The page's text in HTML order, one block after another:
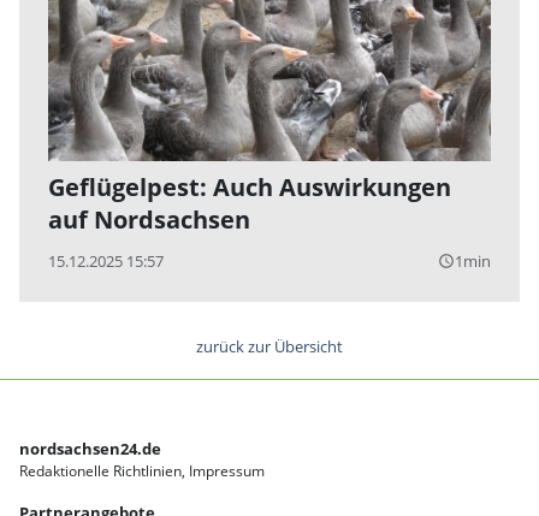
Geflügelpest: Auch Auswirkungen
auf Nordsachsen
15.12.2025 15:57 query_builder1min
zurück zur Übersicht
nordsachsen24.de
Redaktionelle Richtlinien Impressum